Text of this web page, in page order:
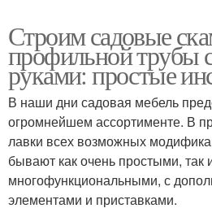
Строим садовые
профильной трубы
руками: простые
В наши дни садовая мебель
огромнейшем ассортименте. В
лавки всех возможных
бывают как очень простыми, так
многофункциональными, с
элементами и приставками.